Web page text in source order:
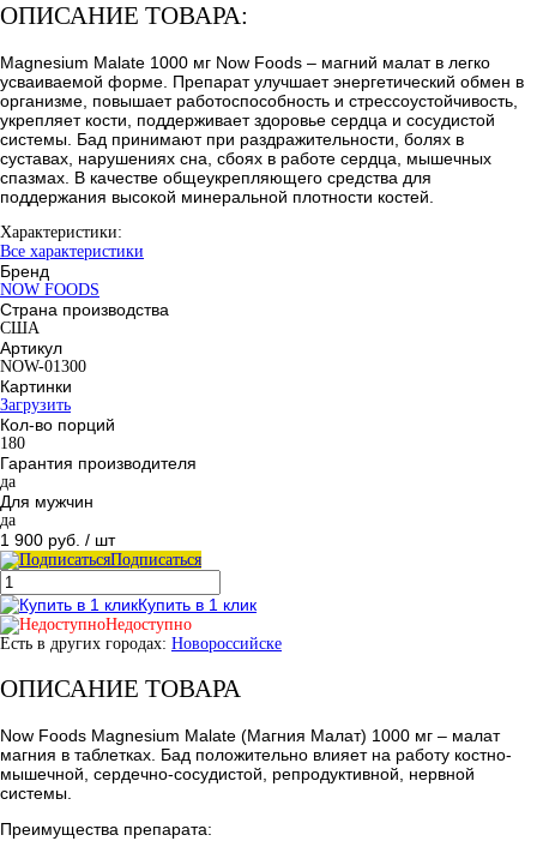
ОПИСАНИЕ ТОВАРА:
Magnesium Malate 1000 мг Now Foods – магний малат в легко
усваиваемой форме. Препарат улучшает энергетический обмен в
организме, повышает работоспособность и стрессоустойчивость,
укрепляет кости, поддерживает здоровье сердца и сосудистой
системы. Бад принимают при раздражительности, болях в
суставах, нарушениях сна, сбоях в работе сердца, мышечных
спазмах. В качестве общеукрепляющего средства для
поддержания высокой минеральной плотности костей.
Характеристики:
Все характеристики
Бренд
NOW FOODS
Страна производства
США
Артикул
NOW-01300
Картинки
Загрузить
Кол-во порций
180
Гарантия производителя
да
Для мужчин
да
1 900 руб. / шт
Подписаться
Купить в 1 клик
Недоступно
Есть в других городах: Новороссийске
ОПИСАНИЕ ТОВАРА
Now Foods Magnesium Malate (Магния Малат) 1000 мг – малат
магния в таблетках. Бад положительно влияет на работу костно-
мышечной, сердечно-сосудистой, репродуктивной, нервной
системы.
Преимущества препарата: